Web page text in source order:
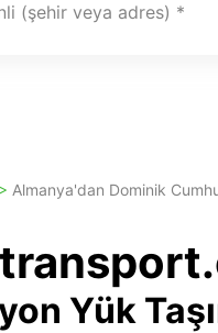
(şehir veya adres)
Almanya'dan Dominik
Yük